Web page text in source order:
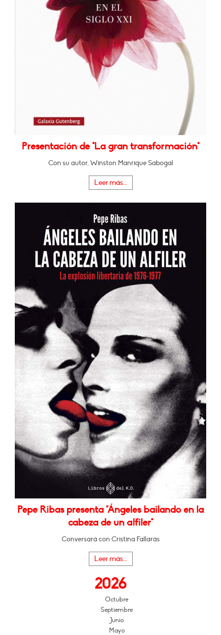
Presentación de "La gran transformación"
Con su autor, Winston Manrique Sabogal
Leer más...
Pepe Ribas presenta "Ángeles bailando en la
cabeza de un alfiler"
Conversará con Cristina Fallarás
Leer más...
2026
Octubre
Septiembre
Junio
Mayo